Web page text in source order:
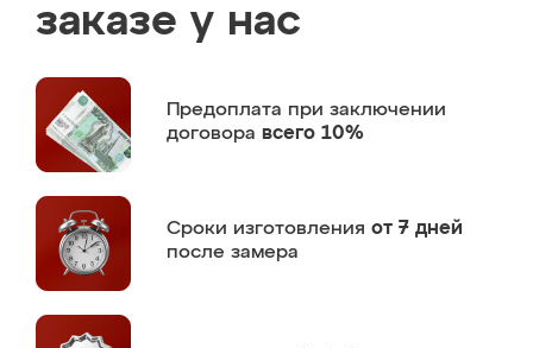
заказе у нас
Предоплата при заключении
договора всего 10%
Сроки изготовления от 7 дней
после замера